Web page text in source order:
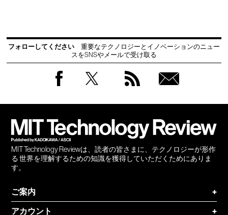
フォローしてください
重要なテクノロジーとイノベーションのニュー
スをSNSやメールで受け取る
MIT Technology Reviewは、読者の皆さまに、テクノロジーが形作
る 世界を理解するための知識を獲得していただくためにありま
す。
ご案内
+
アカウント
+